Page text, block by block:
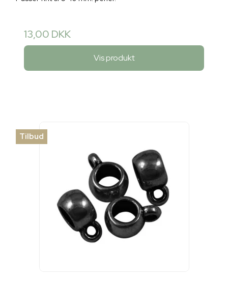
13,00 DKK
Vis produkt
Tilbud